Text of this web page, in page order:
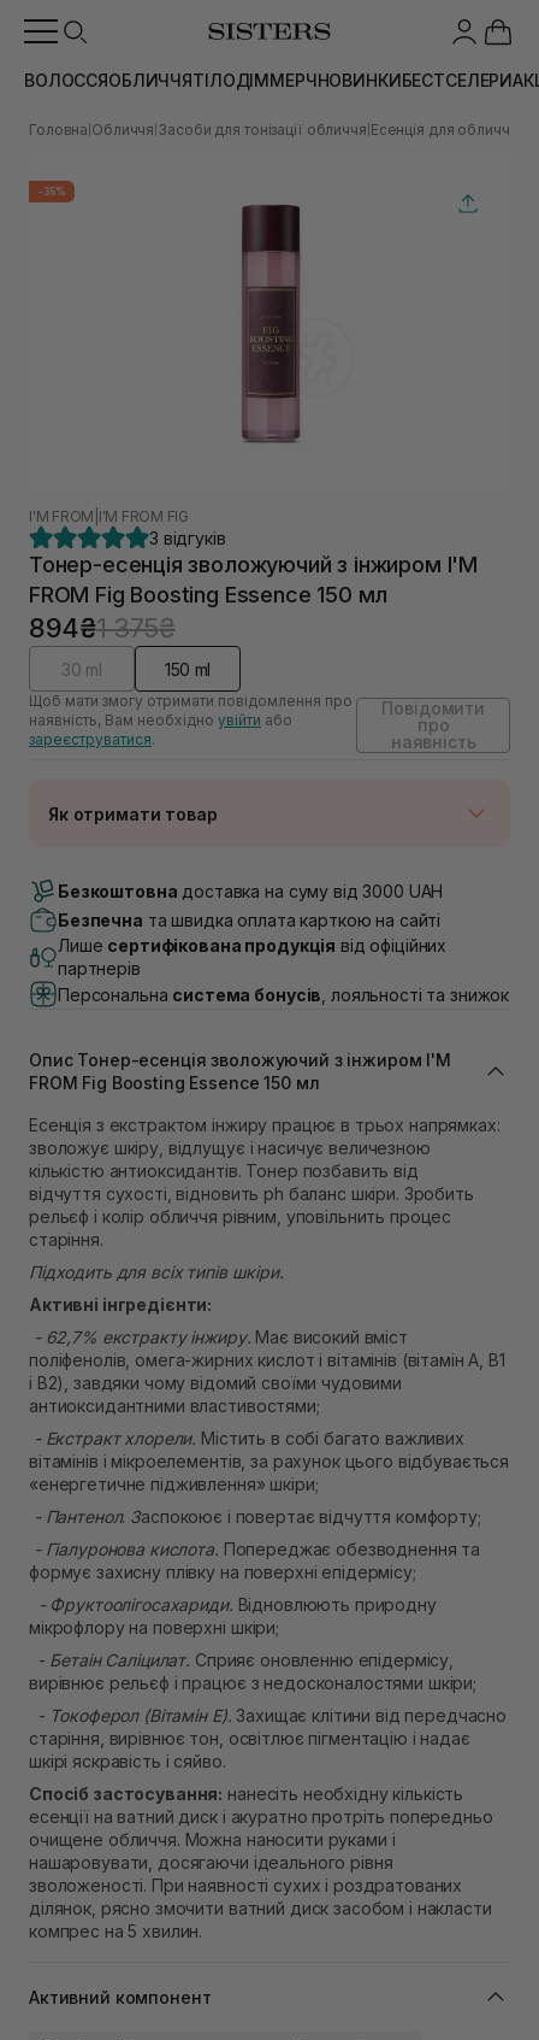
ВОЛОССЯОБЛИЧЧЯТІЛОДІММЕРЧНОВИНКИБЕСТСЕЛЕРИ
Головна Обличчя Засоби для тонізації обличчя Есенція для обличчя
-35%
I'M FROM I'M FROM FIG
3 відгуків
Тонер-есенція зволожуючий з інжиром I'M
FROM Fig Boosting Essence 150 мл
894₴1 375₴
30 ml 150 ml
Щоб мати змогу отримати повідомлення про
наявність, Вам необхідно увійти або
зареєструватися.
Повідомити
про
наявність
Як отримати товар
Немає в наявності!
Немає в наявності!
Самовивіз м. Львів, вул. Академіка Підстригача, 1В
(Duck’s Lake)
Немає в наявності!
Самовивіз м. Львів, вул. Степана Бандери 45
Немає в наявності!
Самовивіз м. Рівне, вул. 16-го Липня, 15
Немає в наявності!
Самовивіз м. Рівне, вул. Кулика і Гудачека 23 (ТЦ
Екватор)
Немає в наявності!
Безкоштовна доставка на суму від 3000 UAH
Безпечна та швидка оплата карткою на сайті
Лише сертифікована продукція від офіційних
партнерів
Персональна система бонусів , лояльності та знижок
Опис Тонер-есенція зволожуючий з інжиром I'M
FROM Fig Boosting Essence 150 мл
Есенція з екстрактом інжиру працює в трьох напрямках:
зволожує шкіру, відлущує і насичує величезною
кількістю антиоксидантів. Тонер позбавить від
відчуття сухості, відновить ph баланс шкіри. Зробить
рельєф і колір обличчя рівним, уповільнить процес
старіння.
Підходить для всіх типів шкіри.
Активні інгредієнти:
- 62,7% екстракту інжиру. Має високий вміст
поліфенолів, омега-жирних кислот і вітамінів (вітамін А, В1
і В2), завдяки чому відомий своїми чудовими
антиоксидантними властивостями;
- Екстракт хлорели. Містить в собі багато важливих
вітамінів і мікроелементів, за рахунок цього відбувається
«енергетичне підживлення» шкіри;
- Пантенол. Заспокоює і повертає відчуття комфорту;
- Гіалуронова кислота. Попереджає обезводнення та
формує захисну плівку на поверхні епідермісу;
- Фруктоолігосахариди. Відновлюють природну
мікрофлору на поверхні шкіри;
- Бетаін Саліцилат. Cприяє оновленню епідермісу,
вирівнює рельєф і працює з недосконалостями шкіри;
- Токоферол (Вітамін Е). Захищає клітини від передчасно
старіння, вирівнює тон, освітлює пігментацію і надає
шкірі яскравість і сяйво.
Спосіб застосування: нанесіть необхідну кількість
есенції на ватний диск і акуратно протріть попередньо
очищене обличчя. Можна наносити руками і
нашаровувати, досягаючи ідеального рівня
зволоженості. При наявності сухих і роздратованих
ділянок, рясно змочити ватний диск засобом і накласти
компрес на 5 хвилин.
Активний компонент